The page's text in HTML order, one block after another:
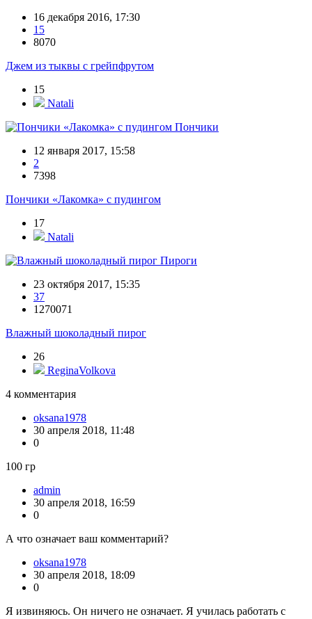
16 декабря 2016, 17:30
15
8070
Джем из тыквы с грейпфрутом
15
Natali
Пончики
12 января 2017, 15:58
2
7398
Пончики «Лакомка» с пудингом
17
Natali
Пироги
23 октября 2017, 15:35
37
1270071
Влажный шоколадный пирог
26
ReginaVolkova
4 комментария
oksana1978
30 апреля 2018, 11:48
0
100 гр
admin
30 апреля 2018, 16:59
0
А что означает ваш комментарий?
oksana1978
30 апреля 2018, 18:09
0
Я извиняюсь. Он ничего не означает. Я училась работать с